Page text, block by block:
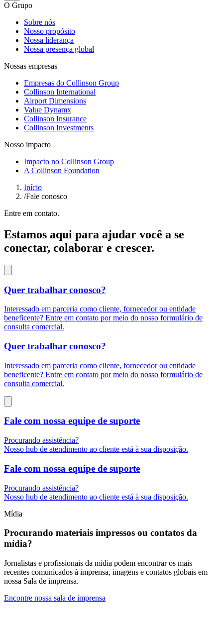
O Grupo
Sobre nós
Nosso propósito
Nossa liderança
Nossa presença global
Nossas empresas
Empresas do Collinson Group
Collinson International
Airport Dimensions
Value Dynamx
Collinson Insurance
Collinson Investments
Nosso impacto
Impacto no Collinson Group
A Collinson Foundation
Início
/Fale conosco
Entre em contato.
Estamos aqui para ajudar você a se
conectar, colaborar e crescer.
Quer trabalhar conosco?
Interessado em parceria como cliente, fornecedor ou entidade
beneficente? Entre em contato por meio do nosso formulário de
consulta comercial.
Quer trabalhar conosco?
Interessado em parceria como cliente, fornecedor ou entidade
beneficente? Entre em contato por meio do nosso formulário de
consulta comercial.
Fale com nossa equipe de suporte
Procurando assistência?
Nosso hub de atendimento ao cliente está à sua disposição.
Fale com nossa equipe de suporte
Procurando assistência?
Nosso hub de atendimento ao cliente está à sua disposição.
Mídia
Procurando materiais impressos ou contatos da
mídia?
Jornalistas e profissionais da mídia podem encontrar os mais
recentes comunicados à imprensa, imagens e contatos globais em
nossa Sala de imprensa.
Encontre nossa sala de imprensa